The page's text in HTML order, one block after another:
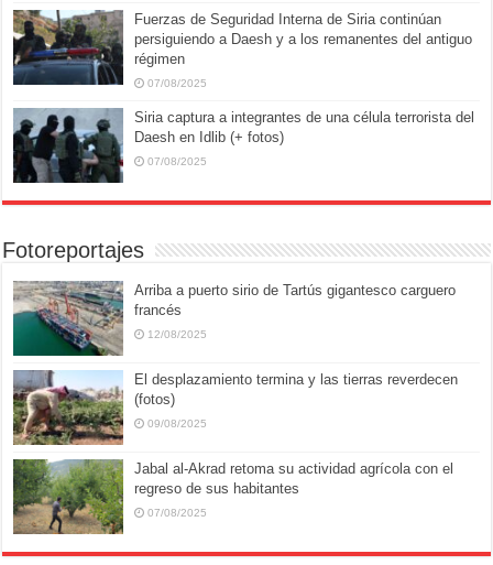
Fuerzas de Seguridad Interna de Siria continúan
persiguiendo a Daesh y a los remanentes del antiguo
régimen
07/08/2025
Siria captura a integrantes de una célula terrorista del
Daesh en Idlib (+ fotos)
07/08/2025
Fotoreportajes
Arriba a puerto sirio de Tartús gigantesco carguero
francés
12/08/2025
El desplazamiento termina y las tierras reverdecen
(fotos)
09/08/2025
Jabal al-Akrad retoma su actividad agrícola con el
regreso de sus habitantes
07/08/2025